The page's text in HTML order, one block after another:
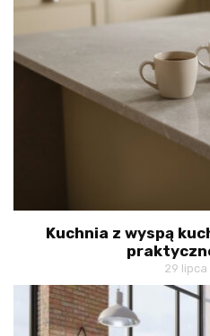
Kuchnia z wyspą
29 lipca